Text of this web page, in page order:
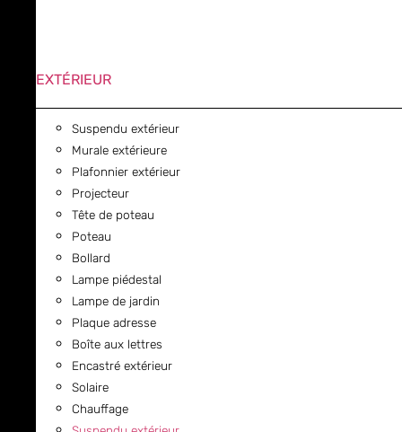
EXTÉRIEUR
Suspendu extérieur
Murale extérieure
Plafonnier extérieur
Projecteur
Tête de poteau
Poteau
Bollard
Lampe piédestal
Lampe de jardin
Plaque adresse
Boîte aux lettres
Encastré extérieur
Solaire
Chauffage